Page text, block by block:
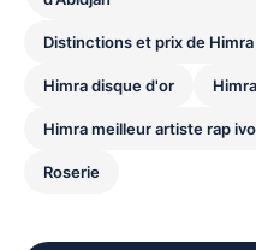
Distinctions et prix de Himra
Himra disque d'or
Himra meilleur artiste rap
Roserie